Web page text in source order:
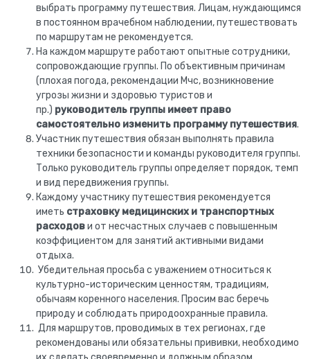
выбрать программу путешествия. Лицам, нуждающимся
в постоянном врачебном наблюдении, путешествовать
по маршрутам не рекомендуется.
На каждом маршруте работают опытные сотрудники,
сопровождающие группы. По объективным причинам
(плохая погода, рекомендации Мчс, возникновение
угрозы жизни и здоровью туристов и
пр.) руководитель группы имеет право
самостоятельно изменить программу путешествия.
Участник путешествия обязан выполнять правила
техники безопасности и команды руководителя группы.
Только руководитель группы определяет порядок, темп
и вид передвижения группы.
Каждому участнику путешествия рекомендуется
иметь страховку медицинских и транспортных
расходови от несчастных случаев с повышенным
коэффициентом для занятий активными видами
отдыха.
Убедительная просьба с уважением относиться к
культурно-историческим ценностям, традициям,
обычаям коренного населения. Просим вас беречь
природу и соблюдать природоохранные правила.
Для маршрутов, проводимых в тех регионах, где
рекомендованы или обязательны прививки, необходимо